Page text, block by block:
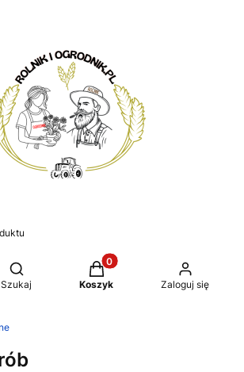
Otwórz wyszukiwarkę
Szukaj
Produkty w koszyku: 0.
Koszyk Zaloguj się